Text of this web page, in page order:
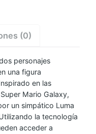
(0)
personajes
una figura
en las
Mario Galaxy,
un simpático Luma
la tecnología
acceder a